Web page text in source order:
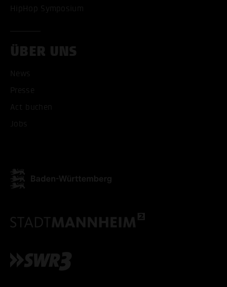
HipHop Symposium
ÜBER UNS
News
Presse
Act buchen
Jobs